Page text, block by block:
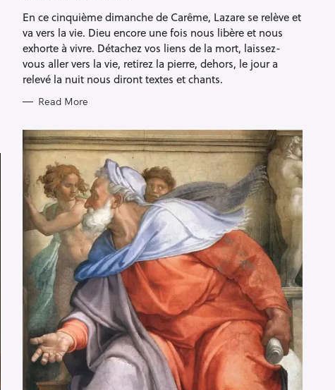
I
S
En ce cinquième dimanche de Carême, Lazare se relève et
va vers la vie. Dieu encore une fois nous libère et nous
exhorte à vivre. Détachez vos liens de la mort, laissez-
vous aller vers la vie, retirez la pierre, dehors, le jour a
relevé la nuit nous diront textes et chants.
Read More